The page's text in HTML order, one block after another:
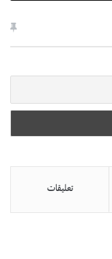
تعليقات